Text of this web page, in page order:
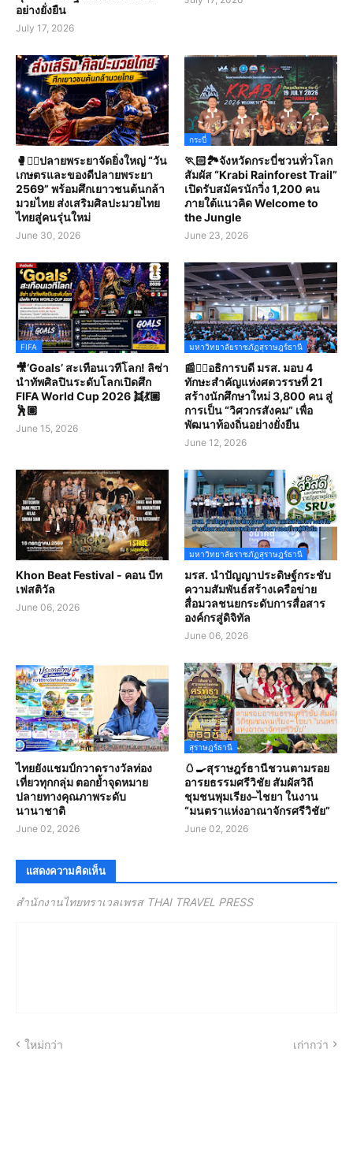
อย่างยั่งยืน
July 17, 2026
🥊🤼‍♀️ปลายพระยาจัดยิ่งใหญ่ “วัน
เกษตรและของดีปลายพระยา
2569” พร้อมศึกเยาวชนต้นกล้า
มวยไทย ส่งเสริมศิลปะมวยไทย
ไทยสู่คนรุ่นใหม่
June 30, 2026
กระบี่
🏃🏻🏞️จังหวัดกระบี่ชวนทั่วโลก
สัมผัส “Krabi Rainforest Trail”
เปิดรับสมัครนักวิ่ง 1,200 คน
ภายใต้แนวคิด Welcome to
the Jungle
June 23, 2026
FIFA
🎥‘Goals’ สะเทือนเวทีโลก! ลิซ่า
นำทัพศิลปินระดับโลกเปิดศึก
FIFA World Cup 2026 👯💃🏼
🕺🏽
June 15, 2026
มหาวิทยาลัยราชภัฏสุราษฎร์ธานี
📰✍🏻อธิการบดี มรส. มอบ 4
ทักษะสำคัญแห่งศตวรรษที่ 21
สร้างนักศึกษาใหม่ 3,800 คน สู่
การเป็น “วิศวกรสังคม” เพื่อ
พัฒนาท้องถิ่นอย่างยั่งยืน
June 12, 2026
Khon Beat Festival - คอน บีท
เฟสติวัล
June 06, 2026
มหาวิทยาลัยราชภัฏสุราษฎร์ธานี
มรส. นำปัญญาประดิษฐ์กระชับ
ความสัมพันธ์สร้างเครือข่าย
สื่อมวลชนยกระดับการสื่อสาร
องค์กรสู่ดิจิทัล
June 06, 2026
ไทยยังแชมป์กวาดรางวัลท่อง
เที่ยวทุกกลุ่ม ตอกย้ำจุดหมาย
ปลายทางคุณภาพระดับ
นานาชาติ
June 02, 2026
สุราษฎร์ธานี
🥚🍳สุราษฎร์ธานีชวนตามรอย
อารยธรรมศรีวิชัย สัมผัสวิถี
ชุมชนพุมเรียง–ไชยา ในงาน
“มนตราแห่งอาณาจักรศรีวิชัย”
June 02, 2026
แสดงความคิดเห็น
สำนักงานไทยทราเวลเพรส THAI TRAVEL PRESS
ใหม่กว่า เก่ากว่า